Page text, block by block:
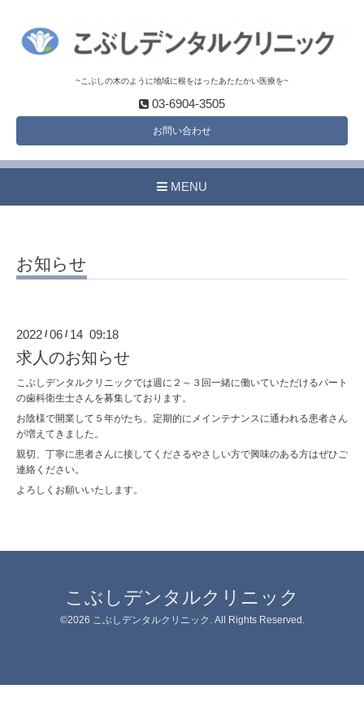
~こぶしの木のように地域に根をはったあたたかい医療を~
03-6904-3505
お問い合わせ
MENU
お知らせ
2022 /06 / 14 09:18
求人のお知らせ
こぶしデンタルクリニックでは週に２～３回一緒に働いていただけるパート
の歯科衛生士さんを募集しております。
お陰様で開業して５年がたち、定期的にメインテナンスに通われる患者さん
が増えてきました。
親切、丁寧に患者さんに接してくださるやさしい方で興味のある方はぜひご
連絡ください。
よろしくお願いいたします。
こぶしデンタルクリニック
©2026 こぶしデンタルクリニック . All Rights Reserved.